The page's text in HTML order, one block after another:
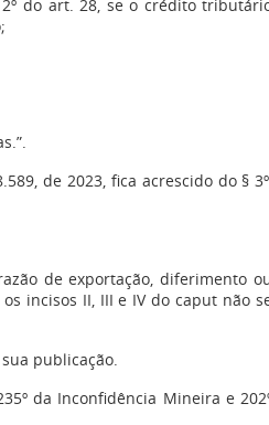
do art. 28, se o crédito
de 2023, fica acrescido do §
de exportação, diferimento
incisos II, III e IV do caput não
publicação.
da Inconfidência Mineira e